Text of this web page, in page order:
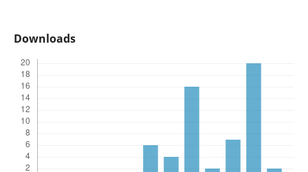
Downloads